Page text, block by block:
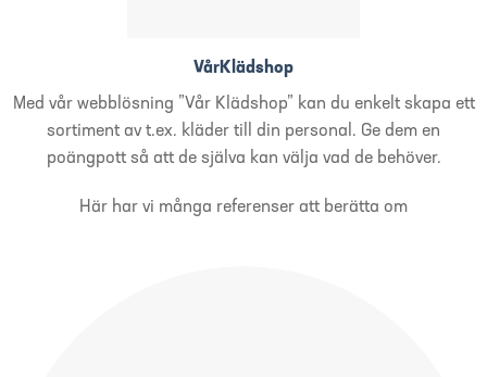
VårKlädshop
Med vår webblösning ”Vår Klädshop” kan du enkelt skapa ett
sortiment av t.ex. kläder till din personal. Ge dem en
poängpott så att de själva kan välja vad de behöver.
Här har vi många referenser att berätta om